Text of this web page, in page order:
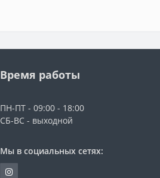
Время работы
ПН-ПТ - 09:00 - 18:00
СБ-ВС - выходной
Мы в социальных сетях: